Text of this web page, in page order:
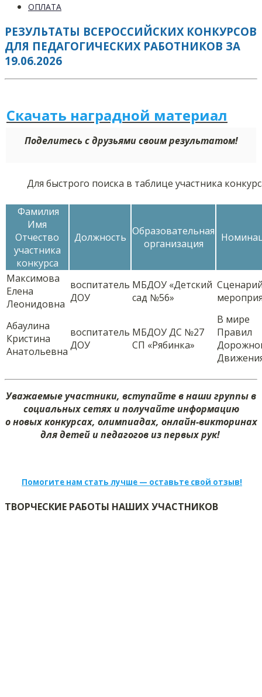
ОПЛАТА
РЕЗУЛЬТАТЫ ВСЕРОССИЙСКИХ КОНКУРСОВ
ДЛЯ ПЕДАГОГИЧЕСКИХ РАБОТНИКОВ ЗА
19.06.2026
Скачать наградной материал
Поделитесь с друзьями своим результатом!
Для быстрого поиска в таблице участника
Фамилия
Имя
Отчество
участника
конкурса
Должность Образовательная
организация
Максимова
Елена
Леонидовна
воспитатель
ДОУ
МБДОУ «Детский
сад №56»
Абаулина
Кристина
Анатольевна
воспитатель
ДОУ
МБДОУ ДС №27
СП «Рябинка»
В мире
Правил
Уважаемые участники, вступайте в наши группы в
социальных сетях и получайте информацию
о новых конкурсах, олимпиадах, онлайн-викторинах
для детей и педагогов из первых рук!
Помогите нам стать лучше — оставьте свой отзыв!
ТВОРЧЕСКИЕ РАБОТЫ НАШИХ УЧАСТНИКОВ